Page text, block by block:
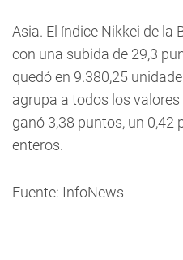
Asia. El índice Nikkei de la
con una subida de 29,3
quedó en 9.380,25
agrupa a todos los
ganó 3,38 puntos, un 0,42
enteros.
Fuente: InfoNews